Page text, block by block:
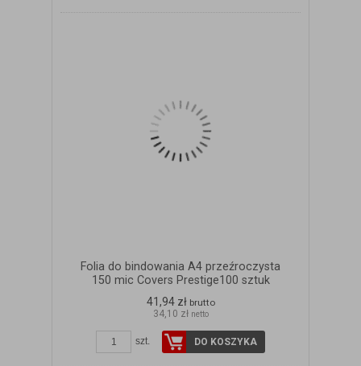
Folia do bindowania A4 przeźroczysta
150 mic Covers Prestige100 sztuk
41,94 zł brutto
34,10 zł netto
szt. DO KOSZYKA